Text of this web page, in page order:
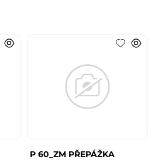
P 60_ZM PŘEPÁŽKA